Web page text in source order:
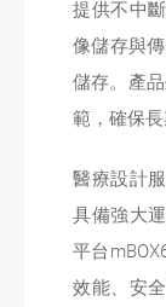
提供不中
像儲存與
儲存。產
範，確保
醫療設計
具備強大
平台
效能、安